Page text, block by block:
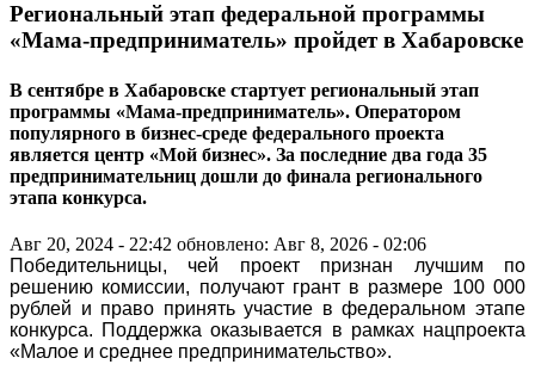
Региональный этап федеральной программы
«Мама-предприниматель» пройдет в Хабаровске
В сентябре в Хабаровске стартует региональный этап
программы «Мама-предприниматель». Оператором
популярного в бизнес-среде федерального проекта
является центр «Мой бизнес». За последние два года 35
предпринимательниц дошли до финала регионального
этапа конкурса.
Авг 20, 2024 - 22:42 обновлено: Авг 8, 2026 - 02:06
Победительницы, чей проект признан лучшим по
решению комиссии, получают грант в размере 100 000
рублей и право принять участие в федеральном этапе
конкурса. Поддержка оказывается в рамках нацпроекта
«Малое и среднее предпринимательство».